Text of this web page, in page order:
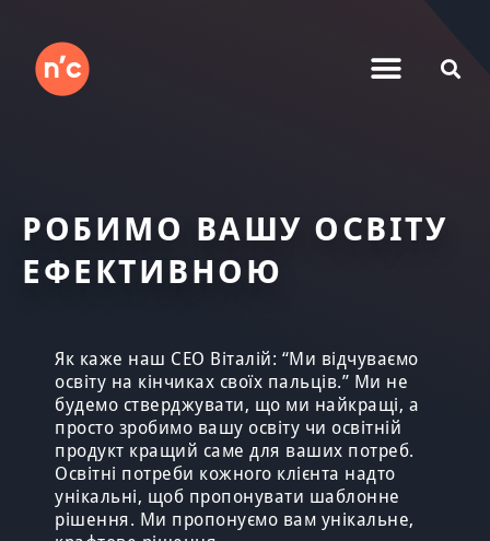
РОБИМО ВАШУ ОСВІТУ
ЕФЕКТИВНОЮ
Як каже наш CEO Віталій: “Ми відчуваємо
освіту на кінчиках своїх пальців.” Ми не
будемо стверджувати, що ми найкращі, а
просто зробимо вашу освіту чи освітній
продукт кращий саме для ваших потреб.
Освітні потреби кожного клієнта надто
унікальні, щоб пропонувати шаблонне
рішення. Ми пропонуємо вам унікальне,